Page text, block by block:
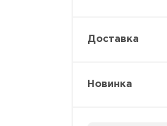
Доставка
Новинка